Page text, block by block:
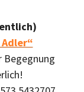
Begegnung